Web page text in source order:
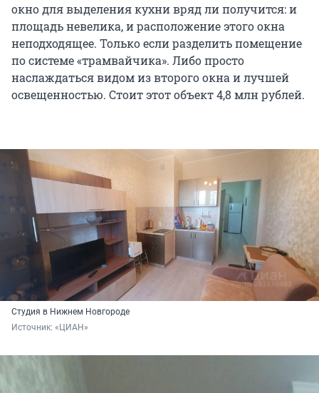
окно для выделения кухни вряд ли получится: и
площадь невелика, и расположение этого окна
неподходящее. Только если разделить помещение
по системе «трамвайчика». Либо просто
наслаждаться видом из второго окна и лучшей
освещенностью. Стоит этот объект 4,8 млн рублей.
Студия в Нижнем Новгороде
Источник: «ЦИАН»